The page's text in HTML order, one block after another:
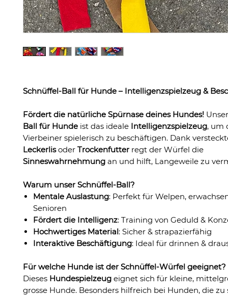
Schnüffel-Ball für Hunde – Intelligenzspielzeug &
Fördert die natürliche Spürnase deines Hundes!
Ball für Hunde ist das ideale Intelligenzspielzeug, um
Vierbeiner spielerisch zu beschäftigen. Dank
Leckerlisoder Trockenfutter regt der Würfel die
Sinneswahrnehmung an und hilft, Langeweile zu
Warum unser Schnüffel-Ball?
Mentale Auslastung: Perfekt für Welpen,
Senioren
Fördert die Intelligenz: Training von Geduld &
Hochwertiges Material: Sicher & strapazierfähig
Interaktive Beschäftigung: Ideal für drinnen &
Für welche Hunde ist der Schnüffel-Würfel geeignet?
Dieses Hundespielzeug eignet sich für kleine,
grosse Hunde. Besonders hilfreich bei Hunden, die